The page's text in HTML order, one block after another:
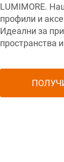
LUMIMORE.
профили и
Идеални за
пространства